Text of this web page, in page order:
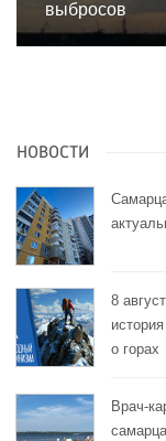
выбросов
НОВОСТИ
8
о горах
Врач-